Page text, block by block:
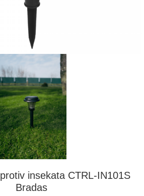
insekata CTRL-IN101S
Bradas